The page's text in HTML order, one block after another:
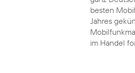
besten
Jahres
im Handel